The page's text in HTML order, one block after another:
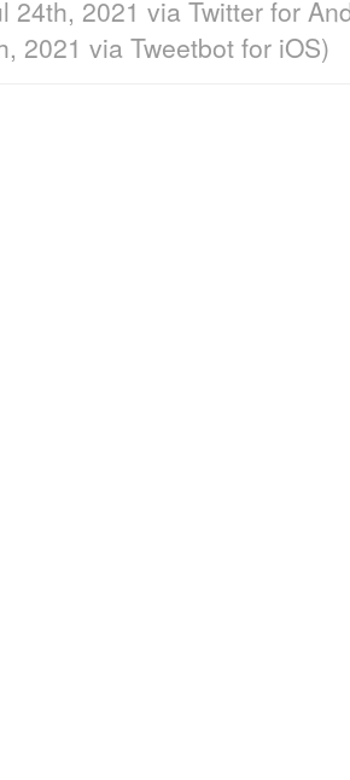
24th, 2021 via Twitter for
2021 via Tweetbot for iΟS)